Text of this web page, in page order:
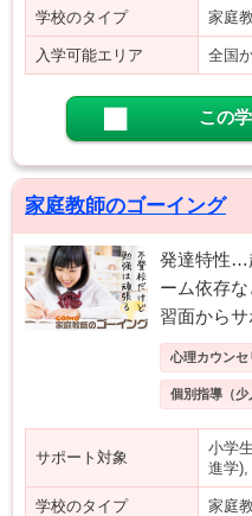
学校のタイプ 家庭
入学可能エリア 全国
この
家庭教師のゴーイング
発達特性
ーム依存
習面からサ
心理カウンセ
個別指導（少
サポート対象
小学
進学
学校のタイプ 家庭